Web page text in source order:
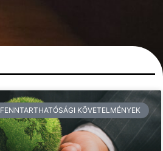
FENNTARTHATÓSÁGI KÖVETELMÉNYEK